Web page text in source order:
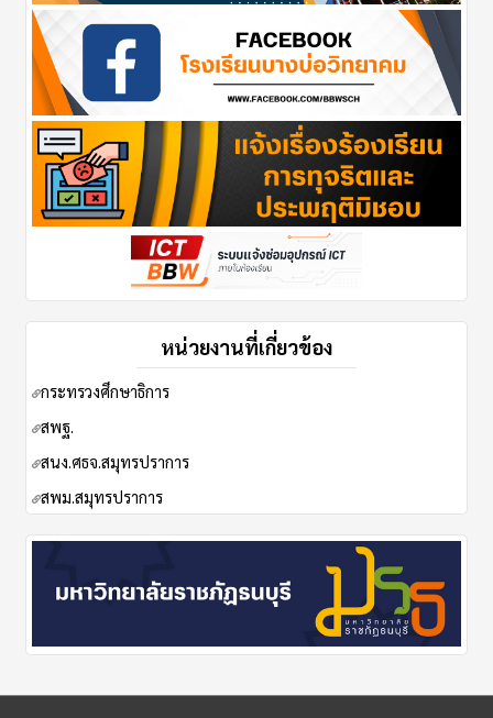
หน่วยงานที่เกี่ยวข้อง
กระทรวงศึกษาธิการ
สพฐ.
สนง.ศธจ.สมุทรปราการ
สพม.สมุทรปราการ